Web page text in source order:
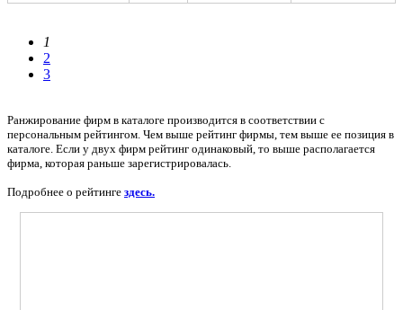
1
2
3
Ранжирование фирм в каталоге производится в соответствии с
персональным рейтингом. Чем выше рейтинг фирмы, тем выше ее позиция в
каталоге. Если у двух фирм рейтинг одинаковый, то выше располагается
фирма, которая раньше зарегистрировалась.
Подробнее о рейтинге здесь.